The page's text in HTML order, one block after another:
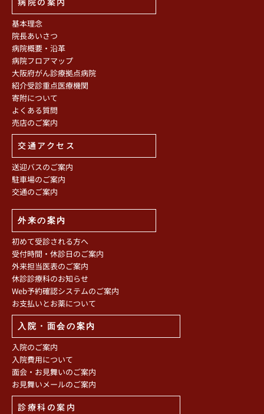
基本理念
院長あいさつ
病院概要・沿革
病院フロアマップ
大阪府がん診療拠点病院
紹介受診重点医療機関
寄附について
よくある質問
売店のご案内
交通アクセス
送迎バスのご案内
駐車場のご案内
交通のご案内
外来の案内
初めて受診される方へ
受付時間・休診日のご案内
外来担当医表のご案内
休診診療科のお知らせ
Web予約確認システムのご案内
お支払いとお薬について
入院・面会の案内
入院のご案内
入院費用について
面会・お見舞いのご案内
お見舞いメールのご案内
診療科の案内